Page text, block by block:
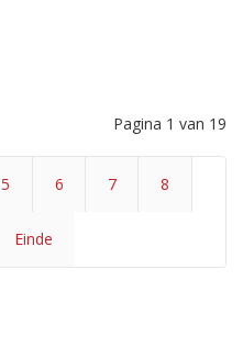
Pagina 1 van 19
5 6 7 8
Einde